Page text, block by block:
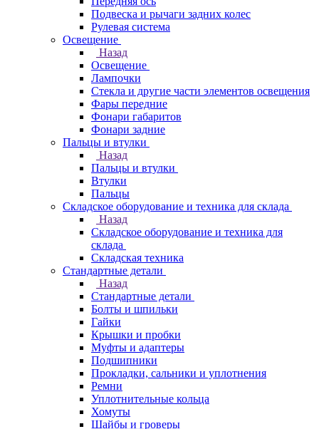
Подвеска и рычаги задних колес
Рулевая система
Освещение
Назад
Освещение
Лампочки
Стекла и другие части элементов освещения
Фары передние
Фонари габаритов
Фонари задние
Пальцы и втулки
Назад
Пальцы и втулки
Втулки
Пальцы
Складское оборудование и техника для склада
Назад
Складское оборудование и техника для
склада
Складская техника
Стандартные детали
Назад
Стандартные детали
Болты и шпильки
Гайки
Крышки и пробки
Муфты и адаптеры
Подшипники
Прокладки, сальники и уплотнения
Ремни
Уплотнительные кольца
Хомуты
Шайбы и гроверы